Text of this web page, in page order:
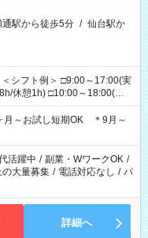
通駅から徒歩5分 / 仙台駅か
休憩1h) □10:00～18:00(実
働7h/休憩1h) □10:00～19:00(実働8h/休憩1h) ＊時間固定ＯＫ
～お試し短期OK ＊9月～
活躍中 / 副業・WワークOK /
の大量募集 / 電話対応なし / パ
詳細へ